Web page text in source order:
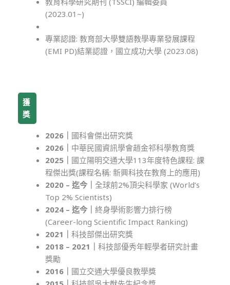
(2023.01~)
專業認證: 教育部大學雙語教學專業發展課程
(EMI PD)結業認證，國立成功大學 (2023.08)
獲
獎
2026｜ 國科會傑出研究獎
2026｜ 中華民國資訊學會趙金祁科學教育獎
2025｜ 國立陽明交通大學113年度特色課程: 課
程傑出獎(課程名稱: 新興科技在教育上的應用)
2020 – 迄今｜全球前2%頂尖科學家 (World’s
Top 2% Scientists)
2024 – 迄今｜終身學術影響力排行榜
(Career-long Scientific Impact Ranking)
2021｜科技部傑出研究獎
2018 – 2021｜科技部優秀年輕學者研究計畫
獎勵
2016｜ 國立交通大學優良教學獎